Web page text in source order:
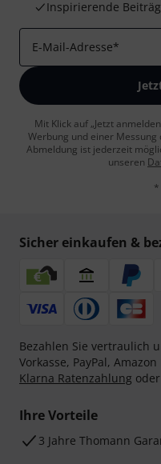
Inspirierende
E-Mail-Adresse*
Mit Klick auf „Jetzt
Werbung und einer
Abmeldung ist jederzeit
unseren
*
Sicher einkaufen &
Bezahlen Sie vertraulich
Vorkasse, PayPal, Amazon
Klarna Ratenzahlung
Ihre Vorteile
3 Jahre Thomann